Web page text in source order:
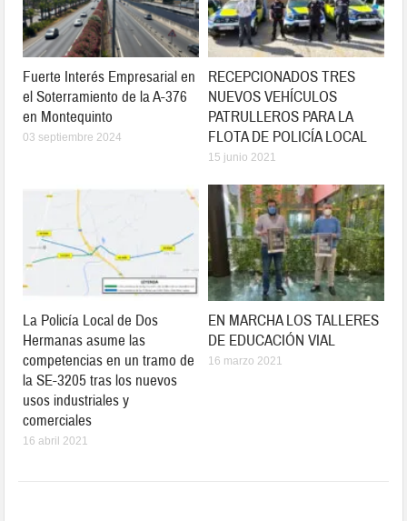
Fuerte Interés Empresarial en
el Soterramiento de la A-376
en Montequinto
03 septiembre 2024
RECEPCIONADOS TRES
NUEVOS VEHÍCULOS
PATRULLEROS PARA LA
FLOTA DE POLICÍA LOCAL
15 junio 2021
La Policía Local de Dos
Hermanas asume las
competencias en un tramo de
la SE-3205 tras los nuevos
usos industriales y
comerciales
16 abril 2021
EN MARCHA LOS TALLERES
DE EDUCACIÓN VIAL
16 marzo 2021